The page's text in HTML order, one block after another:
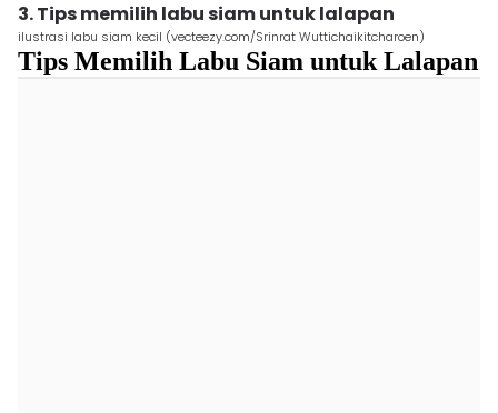
3. Tips memilih labu siam untuk lalapan
ilustrasi labu siam kecil (vecteezy.com/Srinrat Wuttichaikitcharoen)
Tips Memilih Labu Siam untuk Lalapan